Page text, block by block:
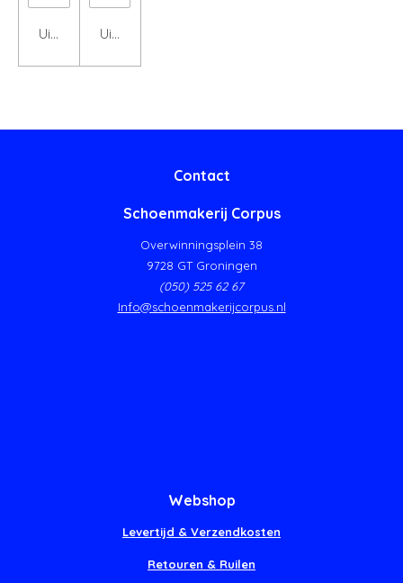
UitgeschakeldUitgeschakeld
Contact
Schoenmakerij Corpus
Overwinningsplein 38
9728 GT Groningen
(050) 525 62 67
Info@schoenmakerijcorpus.nl
Webshop
Levertijd & Verzendkosten
Retouren & Ruilen